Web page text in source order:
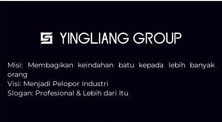
Misi: Membagikan keindahan batu kepada lebih banyak
orang
Visi: Menjadi Pelopor Industri
Slogan: Profesional & Lebih dari Itu